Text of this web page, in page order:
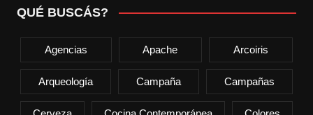
QUÉ BUSCÁS?
Agencias Apache Arcoiris
Arqueología Campaña Campañas